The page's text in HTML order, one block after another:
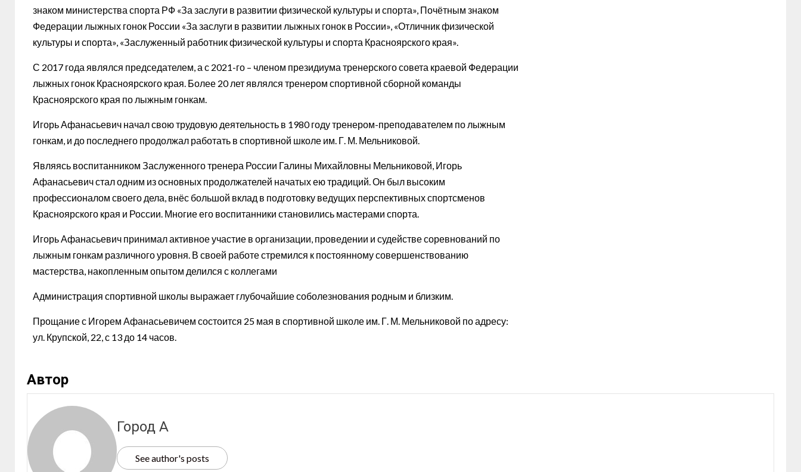
знаком министерства спорта РФ «За заслуги в развитии физической культуры и спорта», Почётным знаком
Федерации лыжных гонок России «За заслуги в развитии лыжных гонок в России», «Отличник физической
культуры и спорта», «Заслуженный работник физической культуры и спорта Красноярского края».
С 2017 года являлся председателем, а с 2021-го – членом президиума тренерского совета краевой Федерации
лыжных гонок Красноярского края. Более 20 лет являлся тренером спортивной сборной команды
Красноярского края по лыжным гонкам.
Игорь Афанасьевич начал свою трудовую деятельность в 1980 году тренером-преподавателем по лыжным
гонкам, и до последнего продолжал работать в спортивной школе им. Г. М. Мельниковой.
Являясь воспитанником Заслуженного тренера России Галины Михайловны Мельниковой, Игорь
Афанасьевич стал одним из основных продолжателей начатых ею традиций. Он был высоким
профессионалом своего дела, внёс большой вклад в подготовку ведущих перспективных спортсменов
Красноярского края и России. Многие его воспитанники становились мастерами спорта.
Игорь Афанасьевич принимал активное участие в организации, проведении и судействе соревнований по
лыжным гонкам различного уровня. В своей работе стремился к постоянному совершенствованию
мастерства, накопленным опытом делился с коллегами
Администрация спортивной школы выражает глубочайшие соболезнования родным и близким.
Прощание с Игорем Афанасьевичем состоится 25 мая в спортивной школе им. Г. М. Мельниковой по адресу:
ул. Крупской, 22, с 13 до 14 часов.
Автор
Город А
See author's posts